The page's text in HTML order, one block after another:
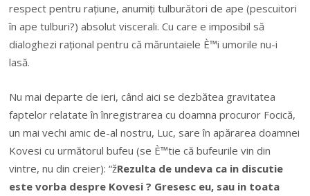
respect pentru rațiune, anumiți tulburători de ape (pescuitori
în ape tulburi?) absolut viscerali. Cu care e imposibil să
dialoghezi rațional pentru că măruntaiele È™i umorile nu-i
lasă.
Nu mai departe de ieri, când aici se dezbătea gravitatea
faptelor relatate în înregistrarea cu doamna procuror Focică,
un mai vechi amic de-al nostru, Luc, sare în apărarea doamnei
Kovesi cu următorul bufeu (se È™tie că bufeurile vin din
vintre, nu din creier): “žRezulta de undeva ca in discutie
este vorba despre Kovesi ? Gresesc eu, sau in toata